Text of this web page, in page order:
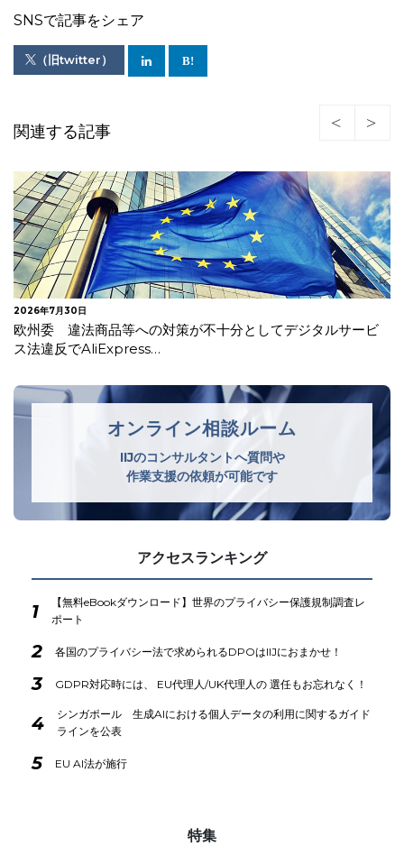
SNSで記事をシェア
（旧twitter）
関連する記事
2026年7月27日
【更新】EUがAI法一部改正を採択
オンライン相談ルーム
IIJのコンサルタントへ質問や
作業支援の依頼が可能です
アクセスランキング
1
【無料eBookダウンロード】世界のプライバシー保護規制調査レ
ポート
2 各国のプライバシー法で求められるDPOはIIJにおまかせ！
3 GDPR対応時には、 EU代理人/UK代理人の 選任もお忘れなく！
4
シンガポール 生成AIにおける個人データの利用に関するガイド
ラインを公表
5 EU AI法が施行
特集